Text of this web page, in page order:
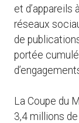
et d’appareils
réseaux
de
portée
La Coupe du
3,4 millions